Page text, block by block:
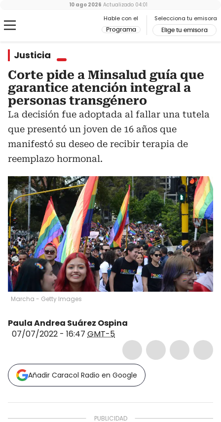
Hable con el
Programa
Selecciona tu emisora
Elige tu emisora
10 ago 2026 Actualizado 04:01
Justicia
Corte pide a Minsalud guía que
garantice atención integral a
personas transgénero
La decisión fue adoptada al fallar una tutela
que presentó un joven de 16 años que
manifestó su deseo de recibir terapia de
reemplazo hormonal.
Marcha - Getty Images
Paula Andrea Suárez Ospina
07/07/2022 - 16:47 GMT-5
Añadir Caracol Radio en Google